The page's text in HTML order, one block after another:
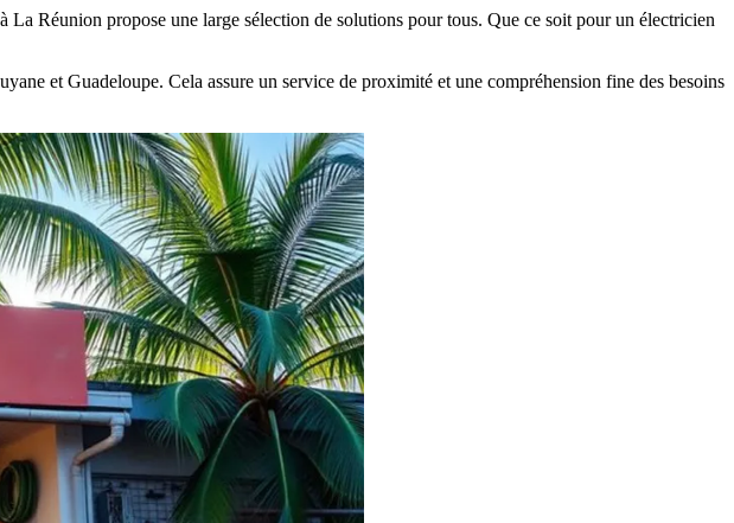
Réunion propose une large sélection de solutions pour tous. Que ce soit pour un électricien
et Guadeloupe. Cela assure un service de proximité et une compréhension fine des besoins